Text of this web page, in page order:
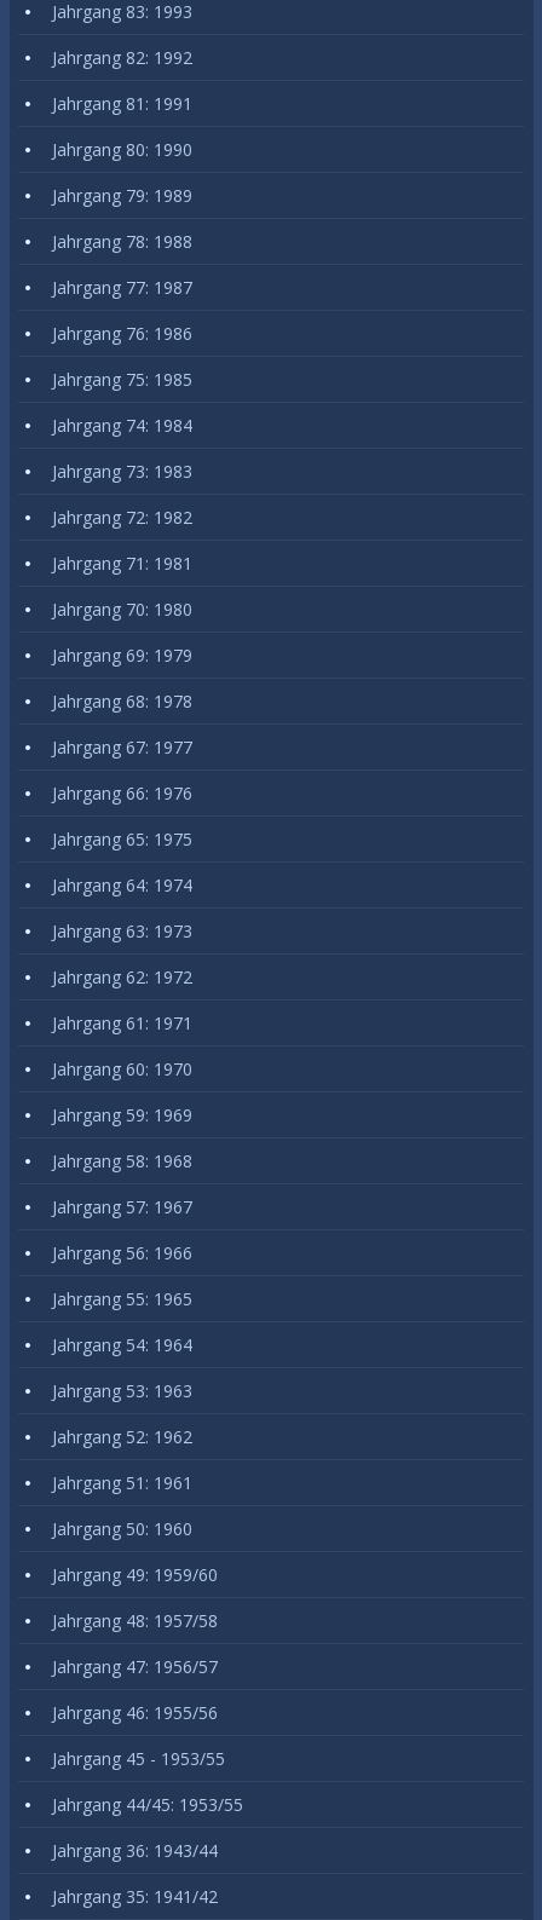
Jahrgang 83: 1993
Jahrgang 82: 1992
Jahrgang 81: 1991
Jahrgang 80: 1990
Jahrgang 79: 1989
Jahrgang 78: 1988
Jahrgang 77: 1987
Jahrgang 76: 1986
Jahrgang 75: 1985
Jahrgang 74: 1984
Jahrgang 73: 1983
Jahrgang 72: 1982
Jahrgang 71: 1981
Jahrgang 70: 1980
Jahrgang 69: 1979
Jahrgang 68: 1978
Jahrgang 67: 1977
Jahrgang 66: 1976
Jahrgang 65: 1975
Jahrgang 64: 1974
Jahrgang 63: 1973
Jahrgang 62: 1972
Jahrgang 61: 1971
Jahrgang 60: 1970
Jahrgang 59: 1969
Jahrgang 58: 1968
Jahrgang 57: 1967
Jahrgang 56: 1966
Jahrgang 55: 1965
Jahrgang 54: 1964
Jahrgang 53: 1963
Jahrgang 52: 1962
Jahrgang 51: 1961
Jahrgang 50: 1960
Jahrgang 49: 1959/60
Jahrgang 48: 1957/58
Jahrgang 47: 1956/57
Jahrgang 46: 1955/56
Jahrgang 45 - 1953/55
Jahrgang 44/45: 1953/55
Jahrgang 36: 1943/44
Jahrgang 35: 1941/42